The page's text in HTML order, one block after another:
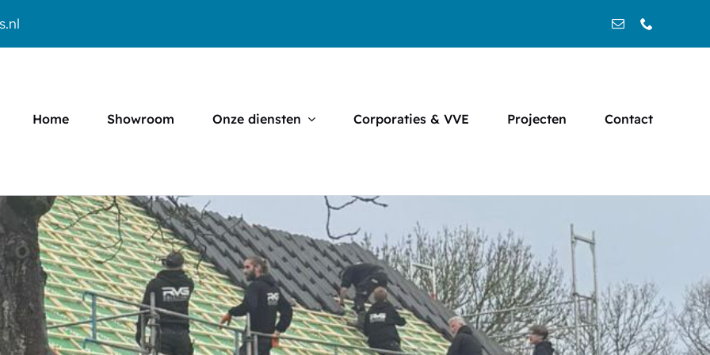
Home Showroom Onze diensten Corporaties & VVE Projecten Contact